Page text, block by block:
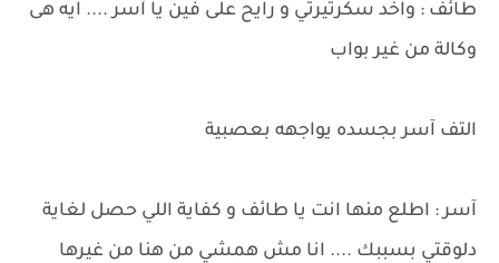
طائف : واخد سكرتيرتي و رايح على فين يا آسر .... ايه هى
وكالة من غير بواب
التف آسر بجسده يواجهه بعصبية
آسر : اطلع منها انت يا طائف و كفاية اللي حصل لغاية
دلوقتي بسببك .... انا مش همشي من هنا من غيرها